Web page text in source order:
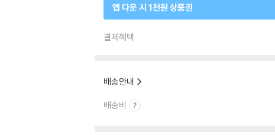
앱 다운 시 1천원 상품권
결제혜택
배송안내
배송비